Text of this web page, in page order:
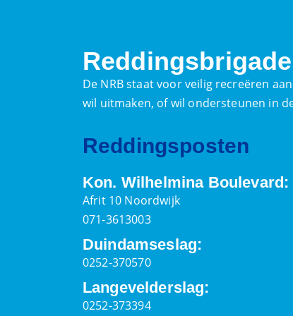
De NRB staat voor veilig recreëren
wil uitmaken, of wil ondersteunen in
Reddingsposten
Kon. Wilhelmina Boulevard:
Afrit 10 Noordwijk
071-3613003
Duindamseslag:
0252-370570
Langevelderslag:
0252-373394